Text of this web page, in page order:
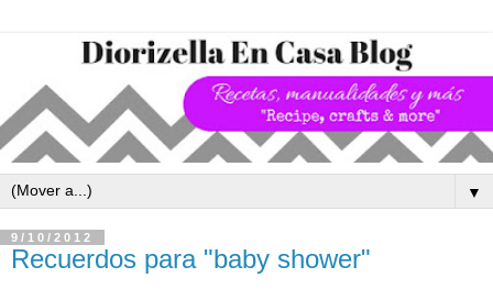
▼
9/10/2012
Recuerdos para "baby shower"